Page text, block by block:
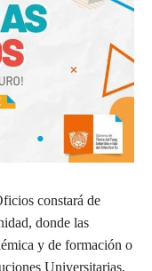
constará de
donde las
y de formación o
Universitarias,